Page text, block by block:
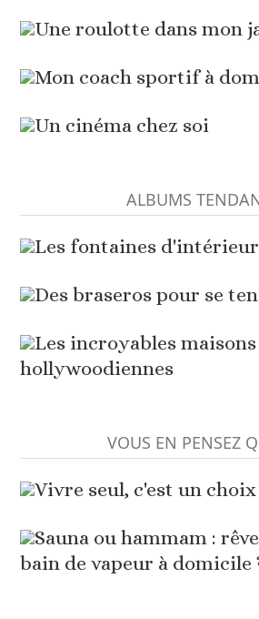
Une roulotte dans mon
Mon coach sportif à
Un cinéma chez soi
ALBUMS
Les fontaines
Des braseros pour se
Les incroyables
hollywoodiennes
VOUS EN PENSEZ
Vivre seul, c'est un
Sauna ou hammam :
bain de vapeur à domicile